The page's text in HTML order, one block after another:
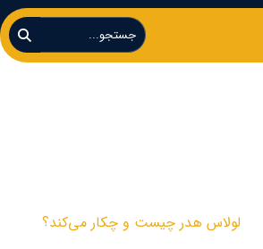
لولاس هدر چیست و چکار می‌کند؟